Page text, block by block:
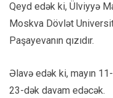
Qeyd edək ki, Ülviyyə
Moskva Dövlət
Paşayevanın qızıdır.
Əlavə edək ki, mayın
23-dək davam edəcək.